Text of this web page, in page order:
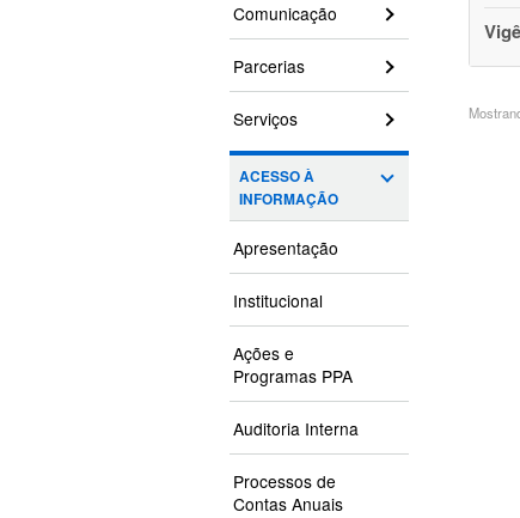
Comunicação
Parcerias
Serviços
ACESSO À
INFORMAÇÃO
Apresentação
Institucional
Ações e
Programas PPA
Auditoria Interna
Processos de
Contas Anuais